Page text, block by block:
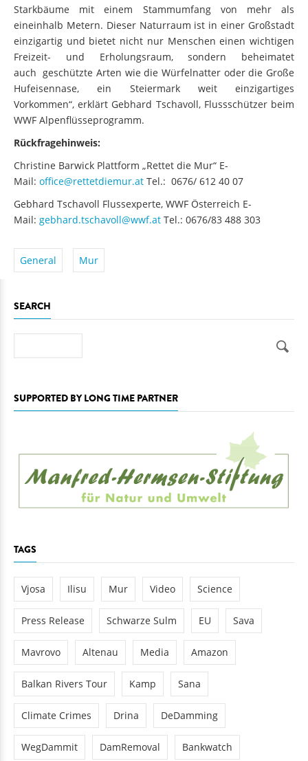
Starkbäume mit einem Stammumfang von mehr als
eineinhalb Metern. Dieser Naturraum ist in einer Großstadt
einzigartig und bietet nicht nur Menschen einen wichtigen
Freizeit- und Erholungsraum, sondern beheimatet
auch geschützte Arten wie die Würfelnatter oder die Große
Hufeisennase, ein Steiermark weit einzigartiges
Vorkommen“, erklärt Gebhard Tschavoll, Flussschützer beim
WWF Alpenflüsseprogramm.
Rückfragehinweis:
Christine Barwick Plattform „Rettet die Mur“ E-
Mail: office@rettetdiemur.at Tel.: 0676/ 612 40 07
Gebhard Tschavoll Flussexperte, WWF Österreich E-
Mail: gebhard.tschavoll@wwf.at Tel.: 0676/83 488 303
General Mur
SEARCH
SUPPORTED BY LONG TIME PARTNER
TAGS
Vjosa Ilisu Mur Video Science
Press Release Schwarze Sulm EU Sava
Mavrovo Altenau Media Amazon
Balkan Rivers Tour Kamp Sana
Climate Crimes Drina DeDamming
WegDammit DamRemoval Bankwatch